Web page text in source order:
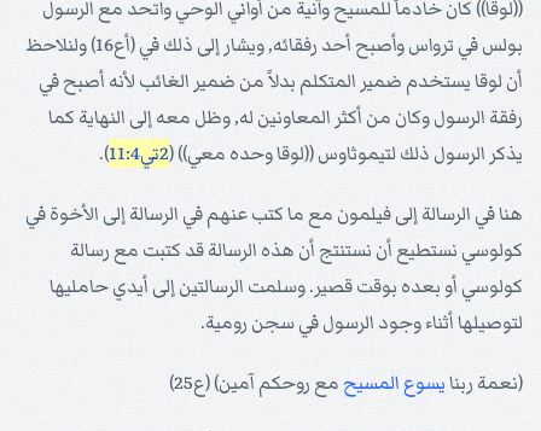
((لوقا)) كان خادماً للمسيح وآنية من أواني الوحي واتحد مع الرسول
بولس في ترواس وأصبح أحد رفقائه, ويشار إلى ذلك في (أع16) ولنلاحظ
أن لوقا يستخدم ضمير المتكلم بدلاً من ضمير الغائب لأنه أصبح في
رفقة الرسول وكان من أكثر المعاونين له, وظل معه إلى النهاية كما
يذكر الرسول ذلك لتيموثاوس ((لوقا وحده معي)) (2تي11:4 ).
هنا في الرسالة إلى فيلمون مع ما كتب عنهم في الرسالة إلى الأخوة في
كولوسي نستطيع أن نستنتج أن هذه الرسالة قد كتبت مع رسالة
كولوسي أو بعده بوقت قصير. وسلمت الرسالتين إلى أيدي حامليها
لتوصيلها أثناء وجود الرسول في سجن رومية.
(نعمة ربنايسوع المسيح مع روحكم آمين) (ع25)